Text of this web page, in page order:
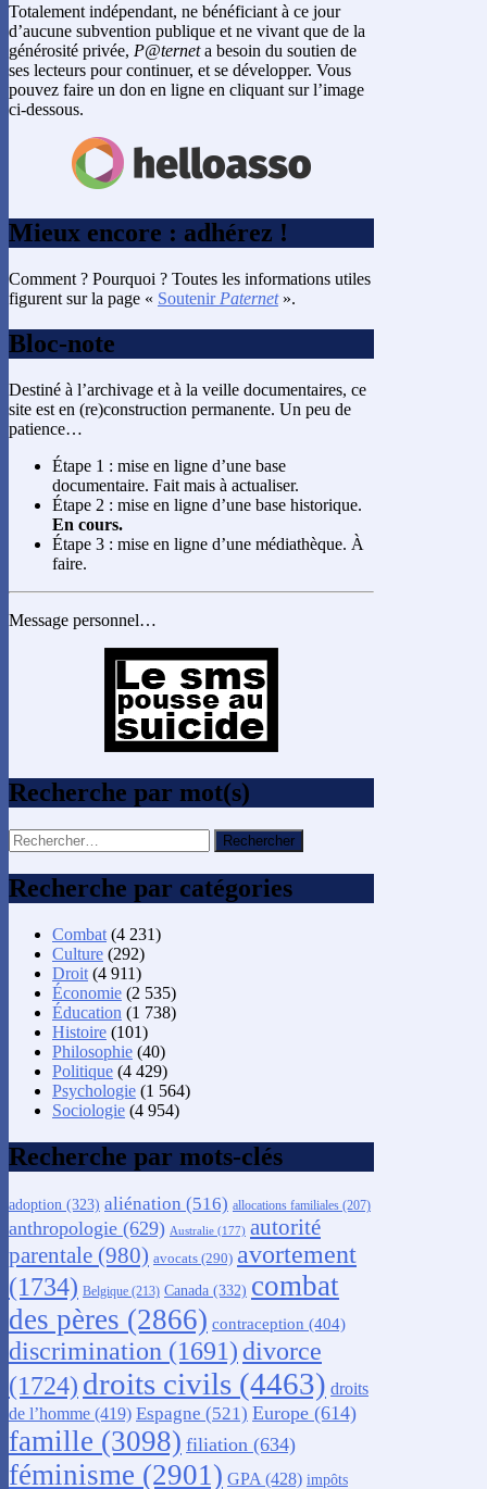
Totalement indépendant, ne bénéficiant à ce jour
d’aucune subvention publique et ne vivant que de la
générosité privée, P@terneta besoin du soutien de
ses lecteurs pour continuer, et se développer. Vous
pouvez faire un don en ligne en cliquant sur l’image
ci-dessous.
Mieux encore : adhérez !
Comment ? Pourquoi ? Toutes les informations utiles
figurent sur la page « Soutenir Paternet».
Bloc-note
Destiné à l’archivage et à la veille documentaires, ce
site est en (re)construction permanente. Un peu de
patience…
Étape 1 : mise en ligne d’une base
documentaire. Fait mais à actualiser.
Étape 2 : mise en ligne d’une base historique.
En cours.
Étape 3 : mise en ligne d’une médiathèque. À
faire.
Message personnel…
Recherche par mot(s)
Rechercher :
Recherche par catégories
Combat (4 231)
Culture (292)
Droit (4 911)
Économie (2 535)
Éducation (1 738)
Histoire (101)
Philosophie (40)
Politique (4 429)
Psychologie (1 564)
Sociologie (4 954)
Recherche par mots-clés
adoption (323) aliénation (516) allocations familiales (207)
anthropologie (629) Australie (177) autorité
parentale (980) avocats (290) avortement
(1734) Belgique (213) Canada (332) combat
des pères (2866) contraception (404)
discrimination (1691) divorce
(1724) droits civils (4463) droits
de l’homme (419) Espagne (521) Europe (614)
famille (3098) filiation (634)
féminisme (2901) GPA (428) impôts